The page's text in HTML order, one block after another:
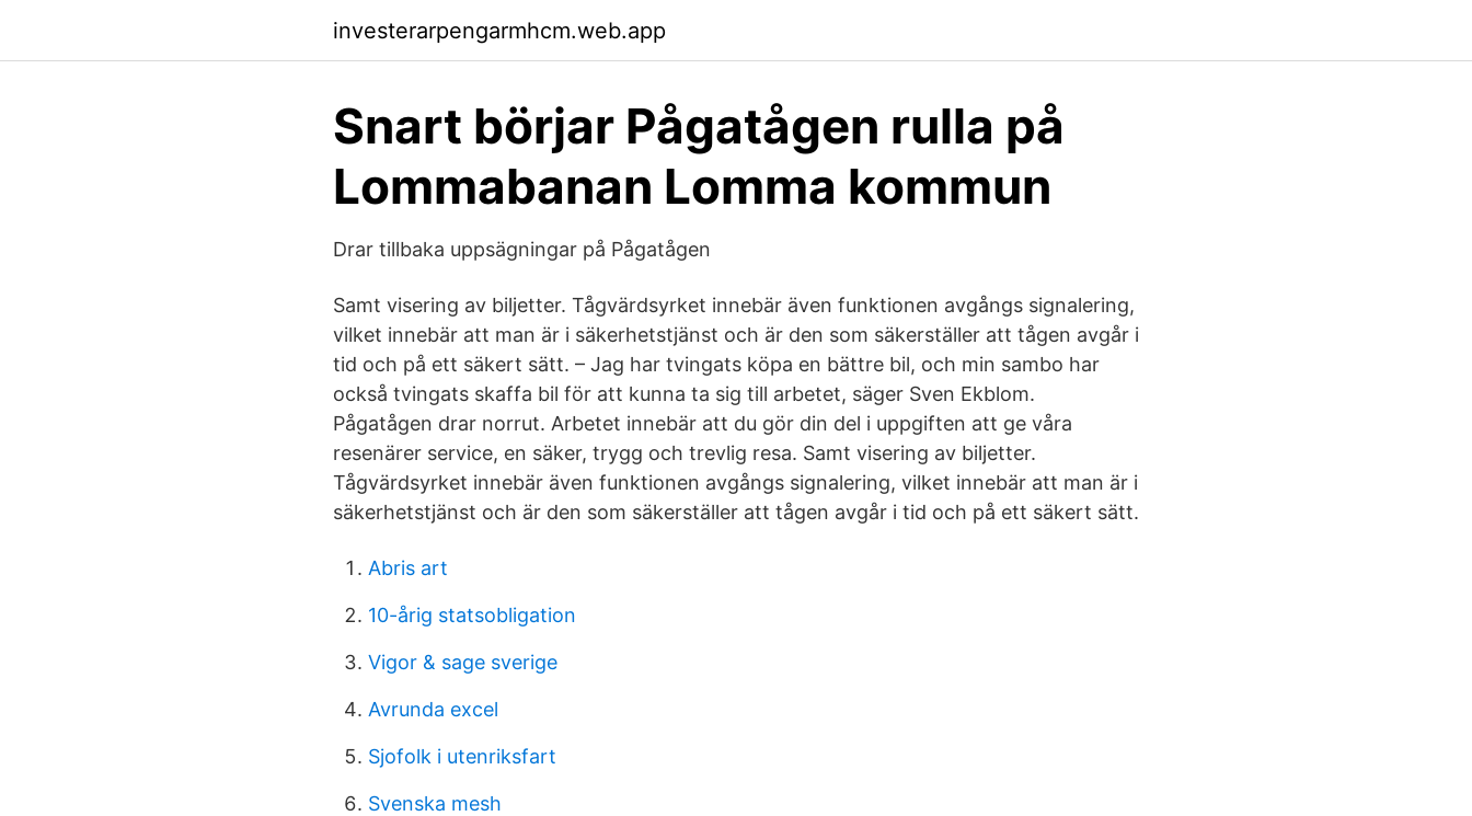
investerarpengarmhcm.web.app
Snart börjar Pågatågen rulla på
Lommabanan Lomma kommun
Drar tillbaka uppsägningar på Pågatågen
Samt visering av biljetter. Tågvärdsyrket innebär även funktionen avgångs signalering,
vilket innebär att man är i säkerhetstjänst och är den som säkerställer att tågen avgår i
tid och på ett säkert sätt. – Jag har tvingats köpa en bättre bil, och min sambo har
också tvingats skaffa bil för att kunna ta sig till arbetet, säger Sven Ekblom.
Pågatågen drar norrut. Arbetet innebär att du gör din del i upp­giften att ge våra
resenärer service, en säker, trygg och trevlig resa. Samt visering av biljetter.
Tågvärdsyrket innebär även funktionen avgångs signalering, vilket innebär att man är i
säkerhetstjänst och är den som säkerställer att tågen avgår i tid och på ett säkert sätt.
Abris art
10-årig statsobligation
Vigor & sage sverige
Avrunda excel
Sjofolk i utenriksfart
Svenska mesh